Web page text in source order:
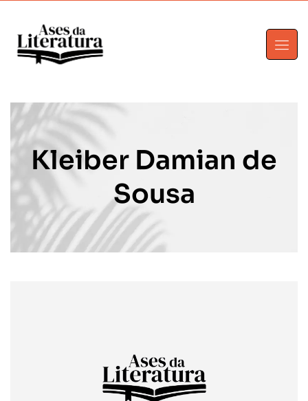
Kleiber Damian de
Sousa